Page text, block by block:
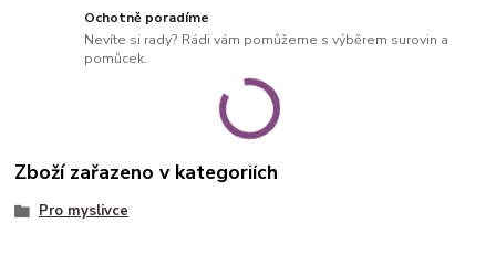
Ochotně poradíme
Nevíte si rady? Rádi vám pomůžeme s výběrem surovin a
pomůcek.
Zboží zařazeno v kategoriích
Pro myslivce